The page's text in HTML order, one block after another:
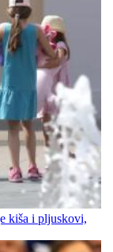
kiša i pljuskovi,